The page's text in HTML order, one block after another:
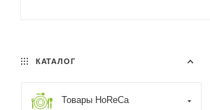
КАТАЛОГ
Товары HoReCa